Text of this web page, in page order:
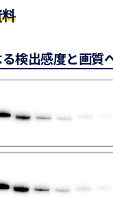
検出感度と画質